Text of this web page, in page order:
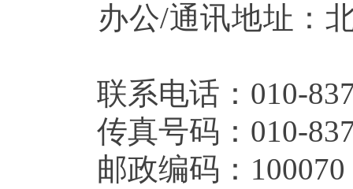
办公/通讯地址：北
联系电话：010-
传真号码：010-
邮政编码：